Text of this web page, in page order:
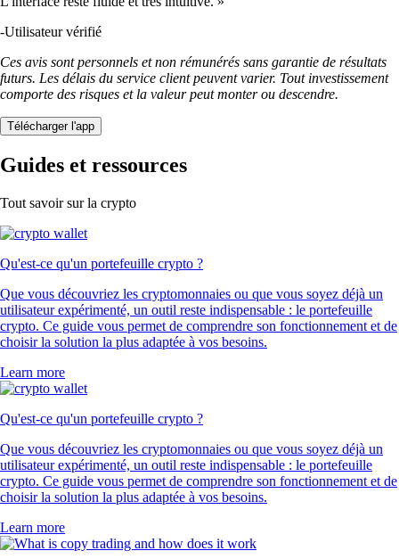
-Utilisateur vérifié
Ces avis sont personnels et non rémunérés sans garantie de résultats
futurs. Les délais du service client peuvent varier. Tout investissement
comporte des risques et la valeur peut monter ou descendre.
Télécharger l'app
Guides et ressources
Tout savoir sur la crypto
Qu'est-ce qu'un portefeuille crypto ?
Que vous découvriez les cryptomonnaies ou que vous soyez déjà un
utilisateur expérimenté, un outil reste indispensable : le portefeuille
crypto. Ce guide vous permet de comprendre son fonctionnement et de
choisir la solution la plus adaptée à vos besoins.
Learn more
Qu'est-ce qu'un portefeuille crypto ?
Que vous découvriez les cryptomonnaies ou que vous soyez déjà un
utilisateur expérimenté, un outil reste indispensable : le portefeuille
crypto. Ce guide vous permet de comprendre son fonctionnement et de
choisir la solution la plus adaptée à vos besoins.
Learn more